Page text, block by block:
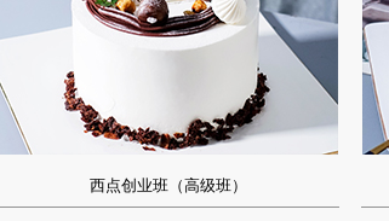
西点创业班（高级班）